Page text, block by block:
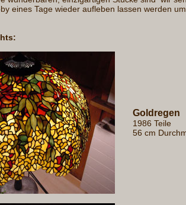
eines Tage wieder aufleben lassen werden
Goldregen
1986 Teile
56 cm